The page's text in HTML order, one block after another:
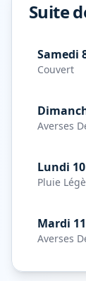
Suite
Samedi
Couvert
Averses
Lundi
Pluie
Mardi
Averses